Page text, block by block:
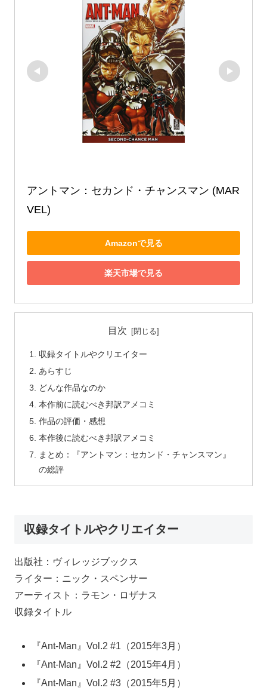
アントマン：セカンド・チャンスマン (MAR
VEL)
Amazonで見る
楽天市場で見る
目次
収録タイトルやクリエイター
あらすじ
どんな作品なのか
本作前に読むべき邦訳アメコミ
作品の評価・感想
本作後に読むべき邦訳アメコミ
まとめ：『アントマン：セカンド・チャンスマン』
の総評
収録タイトルやクリエイター
出版社：ヴィレッジブックス
ライター：ニック・スペンサー
アーティスト：ラモン・ロザナス
収録タイトル
『Ant-Man』Vol.2 #1（2015年3月）
『Ant-Man』Vol.2 #2（2015年4月）
『Ant-Man』Vol.2 #3（2015年5月）